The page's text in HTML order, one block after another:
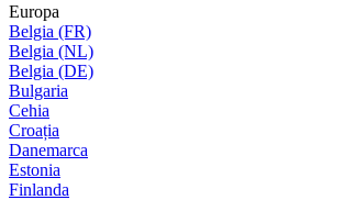
Europa
Belgia (FR)
Belgia (NL)
Belgia (DE)
Bulgaria
Cehia
Croația
Danemarca
Estonia
Finlanda